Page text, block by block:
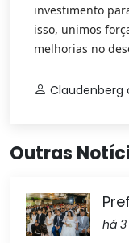
investimento
isso, unimos
melhorias no
Claudenberg
Outras
há